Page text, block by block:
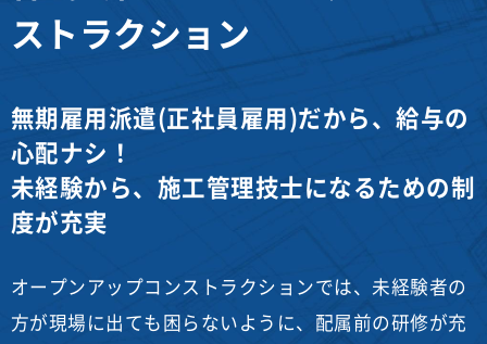
ストラクション
無期雇用派遣(正社員雇用)だから、給与の
心配ナシ！
未経験から、施工管理技士になるための制
度が充実
オープンアップコンストラクションでは、未経験者の
方が現場に出ても困らないように、配属前の研修が充